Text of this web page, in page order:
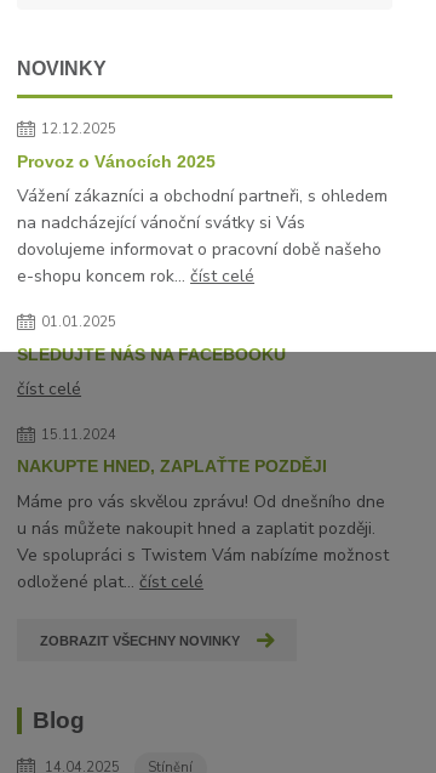
NOVINKY
12.12.2025
Provoz o Vánocích 2025
Vážení zákazníci a obchodní partneři, s ohledem
na nadcházející vánoční svátky si Vás
dovolujeme informovat o pracovní době našeho
e-shopu koncem rok...číst celé
01.01.2025
SLEDUJTE NÁS NA FACEBOOKU
číst celé
15.11.2024
NAKUPTE HNED, ZAPLAŤTE POZDĚJI
Máme pro vás skvělou zprávu! Od dnešního dne
u nás můžete nakoupit hned a zaplatit později.
Ve spolupráci s Twistem Vám nabízíme možnost
odložené plat...číst celé
ZOBRAZIT VŠECHNY NOVINKY
Blog
14.04.2025 Stínění